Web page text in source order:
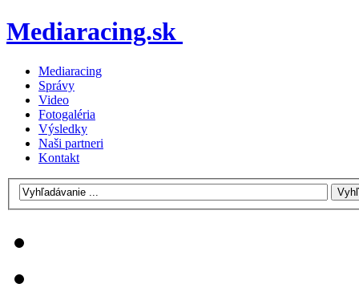
Mediaracing.sk
Mediaracing
Správy
Video
Fotogaléria
Výsledky
Naši partneri
Kontakt